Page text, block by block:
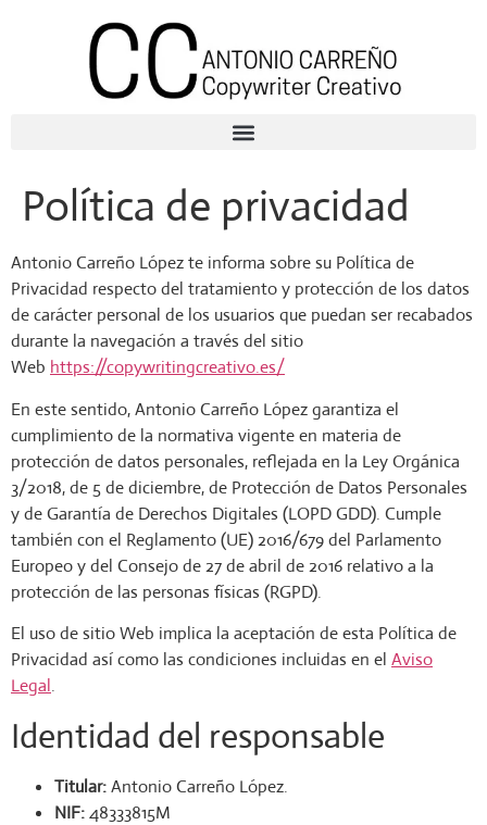
Política de privacidad
Antonio Carreño López te informa sobre su Política de
Privacidad respecto del tratamiento y protección de los datos
de carácter personal de los usuarios que puedan ser recabados
durante la navegación a través del sitio
Web https://copywritingcreativo.es/
En este sentido, Antonio Carreño López garantiza el
cumplimiento de la normativa vigente en materia de
protección de datos personales, reflejada en la Ley Orgánica
3/2018, de 5 de diciembre, de Protección de Datos Personales
y de Garantía de Derechos Digitales (LOPD GDD). Cumple
también con el Reglamento (UE) 2016/679 del Parlamento
Europeo y del Consejo de 27 de abril de 2016 relativo a la
protección de las personas físicas (RGPD).
El uso de sitio Web implica la aceptación de esta Política de
Privacidad así como las condiciones incluidas en el Aviso
Legal.
Identidad del responsable
Titular:Antonio Carreño López.
NIF:48333815M